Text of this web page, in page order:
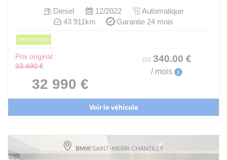
Diesel 12/2022
Automatique
43 911km
Garantie 24 mois
PRIX EN BAISSE
Prix original :
33 490 €
32 990 €
ou 340.00 €
/ mois i
Voir le véhicule